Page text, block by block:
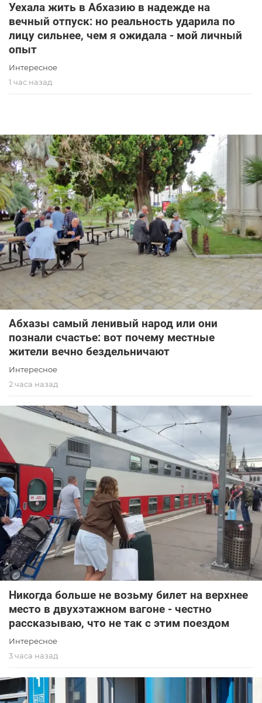
Уехала жить в Абхазию в надежде на
вечный отпуск: но реальность ударила по
лицу сильнее, чем я ожидала - мой личный
опыт
Интересное
1 час назад
Абхазы самый ленивый народ или они
познали счастье: вот почему местные
жители вечно бездельничают
Интересное
2 часа назад
Никогда больше не возьму билет на верхнее
место в двухэтажном вагоне - честно
рассказываю, что не так с этим поездом
Интересное
3 часа назад